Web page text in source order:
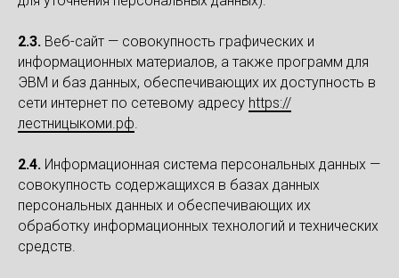
2.3. Веб-сайт — совокупность графических и
информационных материалов, а также программ для
ЭВМ и баз данных, обеспечивающих их доступность в
сети интернет по сетевому адресу https://
лестницыкоми.рф.
2.4. Информационная система персональных данных —
совокупность содержащихся в базах данных
персональных данных и обеспечивающих их
обработку информационных технологий и технических
средств.